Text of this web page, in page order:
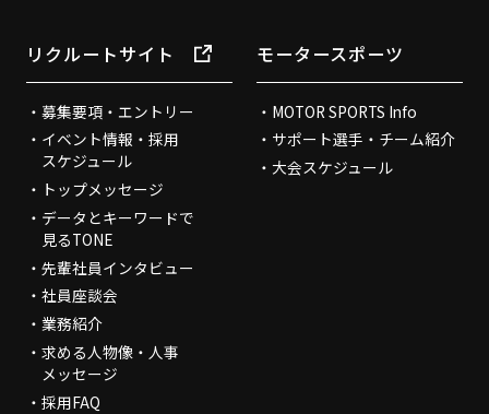
リクルートサイト
募集要項・エントリー
イベント情報・採用
スケジュール
トップメッセージ
データとキーワードで
見るTONE
先輩社員インタビュー
社員座談会
業務紹介
求める人物像・人事
メッセージ
採用FAQ
モータースポーツ
MOTOR SPORTS Info
サポート選手・チーム紹介
大会スケジュール